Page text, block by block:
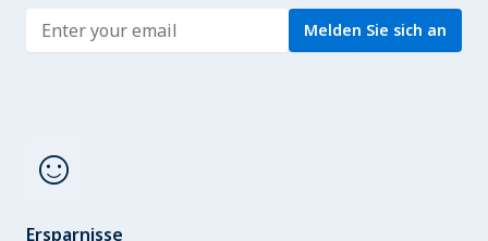
Enter address Melden Sie sich an
sentiment_satisfied
Ersparnisse